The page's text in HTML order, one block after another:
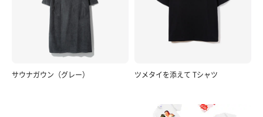
サウナガウン（グレー） ツメタイを添えて Tシャツ